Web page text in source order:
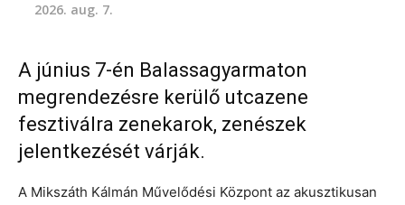
2026. aug. 7.
A június 7-én Balassagyarmaton
megrendezésre kerülő utcazene
fesztiválra zenekarok, zenészek
jelentkezését várják.
A Mikszáth Kálmán Művelődési Központ az akusztikusan